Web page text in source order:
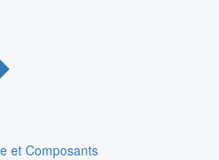
et Composants